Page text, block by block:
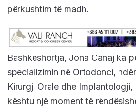
përkushtim të madh.
Bashkëshortja, Jona Canaj ka
specializimin në Ortodonci,
Kirurgji Orale dhe Implantologji,
kështu një moment të